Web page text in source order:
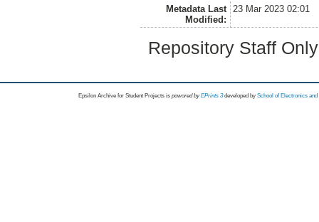
Metadata Last
Modified:
23 Mar 2023 02:01
Repository Staff
Epsilon Archive for Student Projects is powored byEPrints 3 developed by School of Electronics